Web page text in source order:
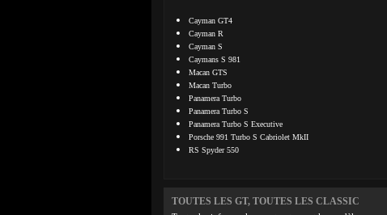
Cayman GT4
Cayman R
Cayman S
Caymans S 981
Macan GTS
Macan Turbo
Panamera Turbo
Panamera Turbo S
Panamera Turbo S Executive
Porsche 991 Turbo S Cabriolet MkII
RS Spyder 550
TOUTES LES GT, TOUTES LES CLASSIC